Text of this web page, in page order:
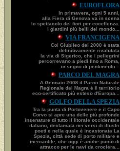
EUROFLORA
In primavera, ogni 5 anni,
alla Fiera di Genova va in scena
lo spettacolo dei fiori per eccellenza.
I giardini più belli del mondo...
VIA FRANCIGENA
Col Giubileo del 2000 è stata
definitivamente rivalutata
la via di Sigerico, che i pellegrini
percorrevano a piedi fino a Roma,
in segno di pentimento...
PARCO DEL MAGRA
A Gennaio 2008 il Parco Naturale
Regionale del Magra è il territorio
eco-certificato più esteso d'Europa...
GOLFO DELLA SPEZIA
Tra la punta di Portovenere e il Capo
Corvo si apre una delle più profonde
insenature di tutto il litorale occidentale
italiano, declamata nei versi di illustri
poeti e nella quale è incastonata La
Spezia, città sede di porto militare e
mercantile, che oggi è anche punto di
attracco per le navi da crociera...